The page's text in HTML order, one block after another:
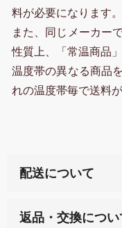
料が必要になります。
また、同じメーカー
性質上、「常温商品
温度帯の異なる商品
れの温度帯毎で送料
配送について
天ペイ」の方はご
返品・交換につい